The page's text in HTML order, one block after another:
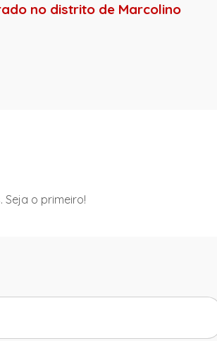
no distrito de Marcolino
o primeiro!